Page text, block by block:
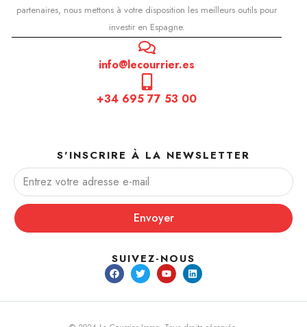
partenaires, nous mettons à votre disposition les meilleurs outils pour
investir en Espagne.
info@lecourrier.es
+34 695 77 53 00
S'INSCRIRE À LA NEWSLETTER
Envoyer
SUIVEZ-NOUS